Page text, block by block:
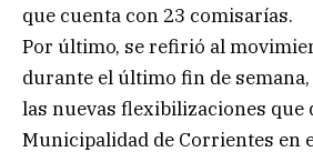
que cuenta con 23 comisarías.
Por último, se refirió al
durante el último fin de
las nuevas flexibilizaciones que
Municipalidad de Corrientes en